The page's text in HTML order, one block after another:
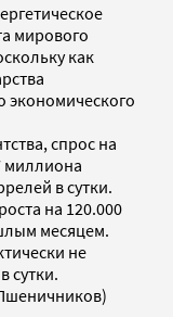
мирового
как
экономического
спрос на
миллиона
в сутки.
на 120.000
месяцем.
не
сутки.